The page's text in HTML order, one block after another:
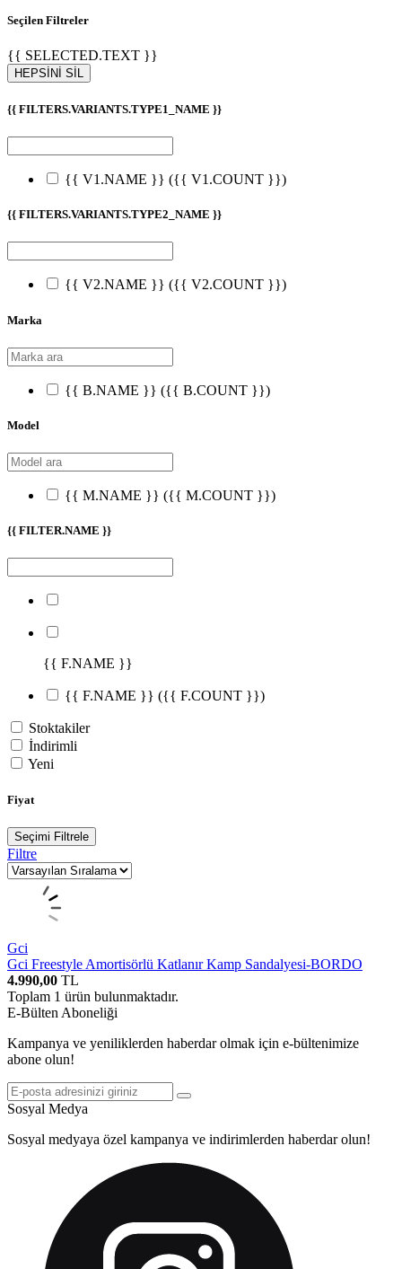
Seçilen Filtreler
{{ SELECTED.TEXT }}
HEPSİNİ SİL
{{ FILTERS.VARIANTS.TYPE1_NAME }}
{{ V1.NAME }} ({{ V1.COUNT }})
{{ FILTERS.VARIANTS.TYPE2_NAME }}
{{ V2.NAME }} ({{ V2.COUNT }})
Marka
{{ B.NAME }} ({{ B.COUNT }})
Model
{{ M.NAME }} ({{ M.COUNT }})
{{ FILTER.NAME }}
{{ F.NAME }}
{{ F.NAME }} ({{ F.COUNT }})
Stoktakiler
İndirimli
Yeni
Fiyat
Seçimi Filtrele
Filtre
Gci
Gci Freestyle Amortisörlü Katlanır Kamp Sandalyesi-BORDO
4.990,00 TL
Toplam 1 ürün bulunmaktadır.
E-Bülten Aboneliği
Kampanya ve yeniliklerden haberdar olmak için e-bültenimize
abone olun!
Sosyal Medya
Sosyal medyaya özel kampanya ve indirimlerden haberdar olun!